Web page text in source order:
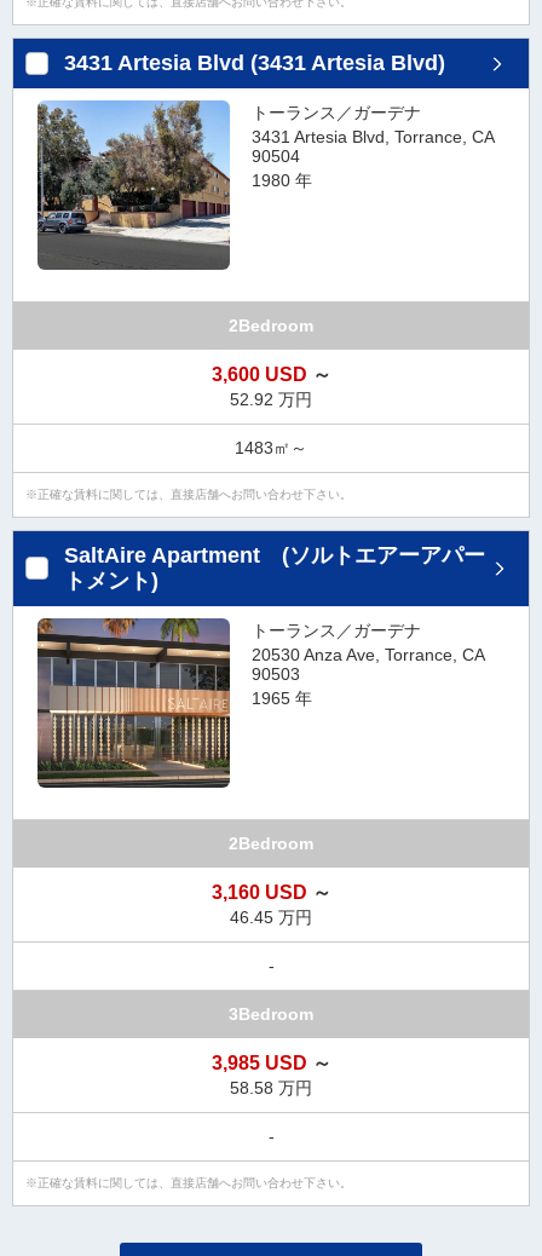
3431 Artesia Blvd (3431 Artesia Blvd)
トーランス／ガーデナ
3431 Artesia Blvd, Torrance, CA
90504
1980 年
2Bedroom
3,600 USD ～
52.92 万円
1483㎡～
正確な賃料に関しては、直接店舗へお問い合わせ下さい。
SaltAire Apartment (ソルトエアーアパー
トメント)
トーランス／ガーデナ
20530 Anza Ave, Torrance, CA
90503
1965 年
2Bedroom
3,160 USD ～
46.45 万円
-
3Bedroom
3,985 USD ～
58.58 万円
-
正確な賃料に関しては、直接店舗へお問い合わせ下さい。